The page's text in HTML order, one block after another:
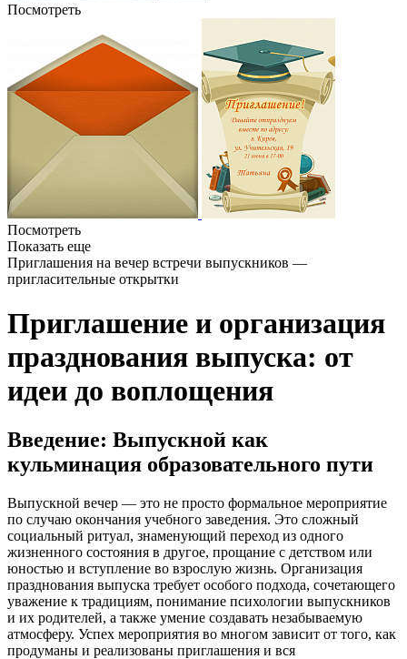
Посмотреть
Посмотреть
Показать еще
Приглашения на вечер встречи выпускников —
пригласительные открытки
Приглашение и организация
празднования выпуска: от
идеи до воплощения
Введение: Выпускной как
кульминация образовательного пути
Выпускной вечер — это не просто формальное мероприятие
по случаю окончания учебного заведения. Это сложный
социальный ритуал, знаменующий переход из одного
жизненного состояния в другое, прощание с детством или
юностью и вступление во взрослую жизнь. Организация
празднования выпуска требует особого подхода, сочетающего
уважение к традициям, понимание психологии выпускников
и их родителей, а также умение создавать незабываемую
атмосферу. Успех мероприятия во многом зависит от того, как
продуманы и реализованы приглашения и вся